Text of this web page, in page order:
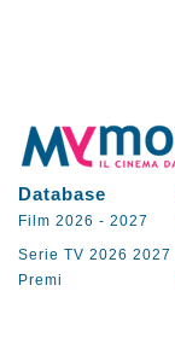
Database
Film 2026 - 2027
Serie TV 2026 2027
Premi